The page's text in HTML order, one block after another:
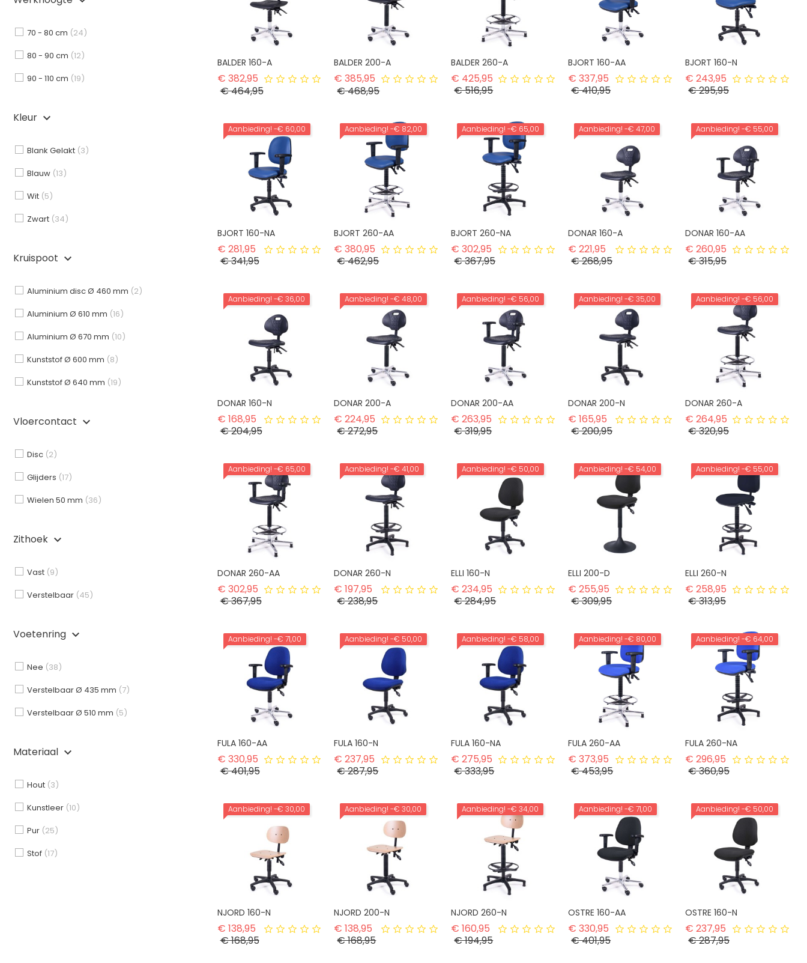
70 - 80 cm (24)
80 - 90 cm (12)
90 - 110 cm (19)
Kleur keyboard_arrow_down
Blank Gelakt (3)
Blauw (13)
Wit (5)
Zwart (34)
Kruispoot keyboard_arrow_down
Aluminium disc Ø 460 mm (2)
Aluminium Ø 610 mm (16)
Aluminium Ø 670 mm (10)
Kunststof Ø 600 mm (8)
Kunststof Ø 640 mm (19)
Vloercontact keyboard_arrow_down
Disc (2)
Glijders (17)
Wielen 50 mm (36)
Zithoek keyboard_arrow_down
Vast (9)
Verstelbaar (45)
Voetenring keyboard_arrow_down
Nee (38)
Verstelbaar Ø 435 mm (7)
Verstelbaar Ø 510 mm (5)
Materiaal keyboard_arrow_down
Hout (3)
Kunstleer (10)
Pur (25)
Stof (17)
BALDER 160-A
€ 382,95Normale prijs
€ 464,95Prijs
BALDER 200-A
€ 385,95 Normale prijs
€ 468,95Prijs
BALDER 260-A
€ 425,95 Normale prijs
€ 516,95Prijs
BJORT 160-AA
€ 337,95 Normale prijs
€ 410,95Prijs
BJORT 160-N
€ 243,95 Normale prijs
€ 295,95Prijs
Aanbieding! -€ 60,00
BJORT 160-NA
€ 281,95Normale prijs
€ 341,95Prijs
Aanbieding!-€ 82,00
BJORT 260-AA
€ 380,95 Normale prijs
€ 462,95Prijs
Aanbieding!-€ 65,00
BJORT 260-NA
€ 302,95 Normale prijs
€ 367,95Prijs
Aanbieding!-€ 47,00
DONAR 160-A
€ 221,95 Normale prijs
€ 268,95Prijs
Aanbieding!-€ 55,00
DONAR 160-AA
€ 260,95 Normale prijs
€ 315,95Prijs
Aanbieding! -€ 36,00
DONAR 160-N
€ 168,95Normale prijs
€ 204,95Prijs
Aanbieding!-€ 48,00
DONAR 200-A
€ 224,95 Normale prijs
€ 272,95Prijs
Aanbieding!-€ 56,00
DONAR 200-AA
€ 263,95 Normale prijs
€ 319,95Prijs
Aanbieding!-€ 35,00
DONAR 200-N
€ 165,95 Normale prijs
€ 200,95Prijs
Aanbieding!-€ 56,00
DONAR 260-A
€ 264,95 Normale prijs
€ 320,95Prijs
Aanbieding! -€ 65,00
DONAR 260-AA
€ 302,95Normale prijs
€ 367,95Prijs
Aanbieding!-€ 41,00
DONAR 260-N
€ 197,95 Normale prijs
€ 238,95Prijs
Aanbieding!-€ 50,00
ELLI 160-N
€ 234,95 Normale prijs
€ 284,95Prijs
Aanbieding!-€ 54,00
ELLI 200-D
€ 255,95 Normale prijs
€ 309,95Prijs
Aanbieding!-€ 55,00
ELLI 260-N
€ 258,95 Normale prijs
€ 313,95Prijs
Aanbieding! -€ 71,00
FULA 160-AA
€ 330,95Normale prijs
€ 401,95Prijs
Aanbieding!-€ 50,00
FULA 160-N
€ 237,95 Normale prijs
€ 287,95Prijs
Aanbieding!-€ 58,00
FULA 160-NA
€ 275,95 Normale prijs
€ 333,95Prijs
Aanbieding!-€ 80,00
FULA 260-AA
€ 373,95 Normale prijs
€ 453,95Prijs
Aanbieding!-€ 64,00
FULA 260-NA
€ 296,95 Normale prijs
€ 360,95Prijs
Aanbieding! -€ 30,00
NJORD 160-N
€ 138,95Normale prijs
€ 168,95Prijs
Aanbieding!-€ 30,00
NJORD 200-N
€ 138,95 Normale prijs
€ 168,95Prijs
Aanbieding!-€ 34,00
NJORD 260-N
€ 160,95 Normale prijs
€ 194,95Prijs
Aanbieding!-€ 71,00
OSTRE 160-AA
€ 330,95 Normale prijs
€ 401,95Prijs
Aanbieding!-€ 50,00
OSTRE 160-N
€ 237,95 Normale prijs
€ 287,95Prijs